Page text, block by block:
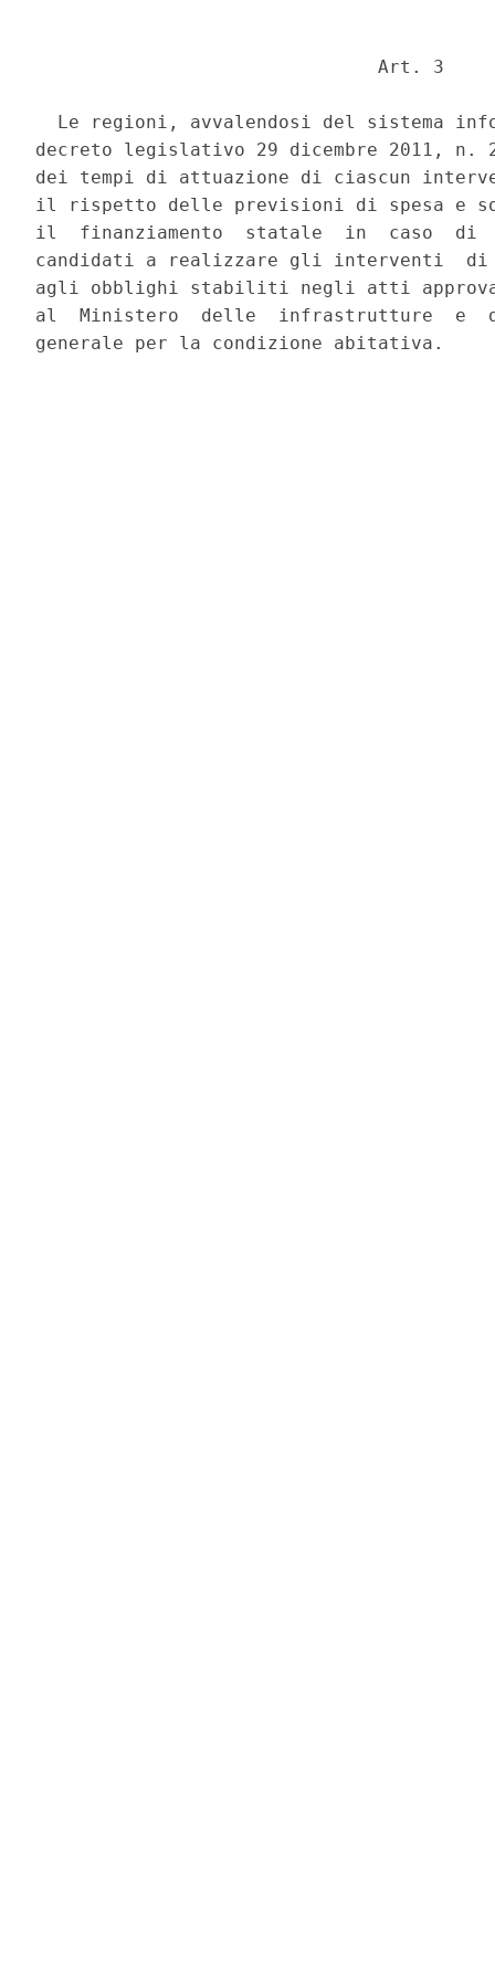
                               Art. 3
Le regioni, avvalendosi del sistema
decreto legislativo 29 dicembre 2011,
dei tempi di attuazione di ciascun
il rispetto delle previsioni di spesa e
il  finanziamento  statale  in  caso  di
candidati a realizzare gli interventi  di
agli obblighi stabiliti negli atti
al  Ministero  delle  infrastrutture  e